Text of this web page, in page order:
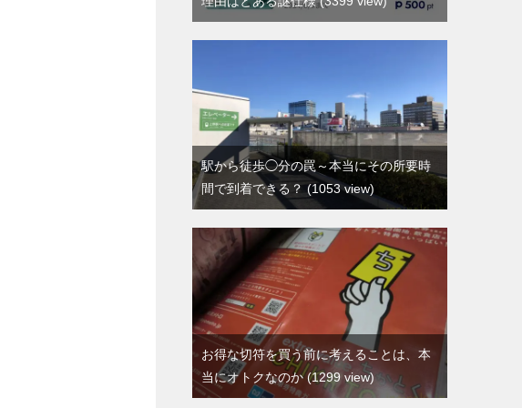
駅から徒歩◯分の罠～本当にその所要時
間で到着できる？
1053 view
お得な切符を買う前に考えることは、本
当にオトクなのか 1299 view